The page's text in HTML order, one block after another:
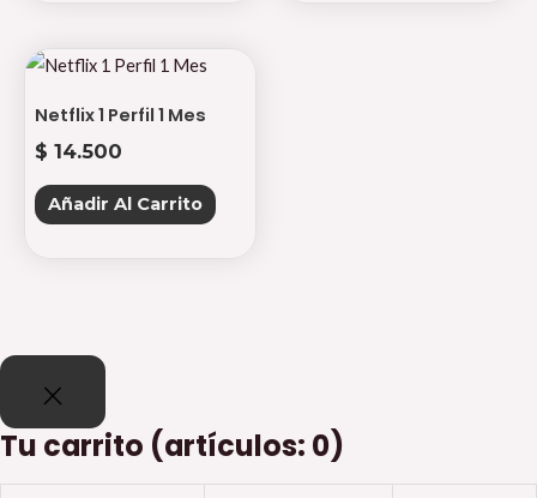
Netflix 1 Perfil 1 Mes
$ 14.500
Añadir Al Carrito
Tu carrito (artículos: 0)